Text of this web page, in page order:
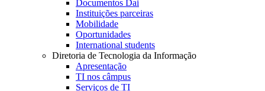
Documentos Dai
Instituições parceiras
Mobilidade
Oportunidades
International students
Diretoria de Tecnologia da Informação
Apresentação
TI nos câmpus
Serviços de TI